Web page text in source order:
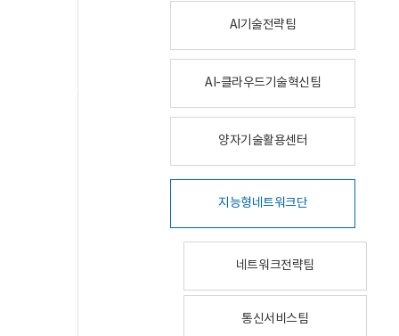
AI기술전략팀
AI-클라우드기술혁신팀
양자기술활용센터
지능형네트워크단
네트워크전략팀
통신서비스팀